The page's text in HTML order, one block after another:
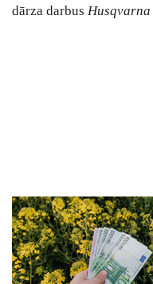
dārza darbus Husqvarna